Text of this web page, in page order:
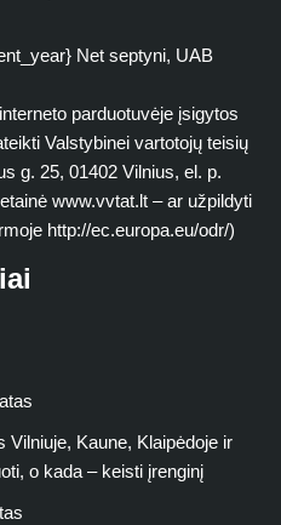
Net septyni, UAB
parduotuvėje įsigytos
Valstybinei vartotojų teisių
g. 25, 01402 Vilnius, el. p.
www.vvtat.lt – ar užpildyti
http://ec.europa.eu/odr/)
Kaune, Klaipėdoje ir
o kada – keisti įrenginį